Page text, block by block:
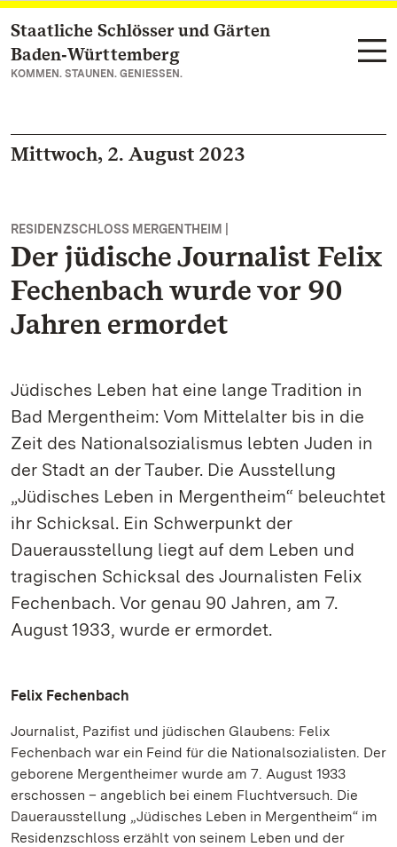
Zum Hauptinhalt springen
Staatliche Schlösser und Gärten
Baden‑Württemberg
KOMMEN. STAUNEN. GENIESSEN.
Mittwoch, 2. August 2023
RESIDENZSCHLOSS MERGENTHEIM |
Der jüdische Journalist Felix
Fechenbach wurde vor 90
Jahren ermordet
Jüdisches Leben hat eine lange Tradition in
Bad Mergentheim: Vom Mittelalter bis in die
Zeit des Nationalsozialismus lebten Juden in
der Stadt an der Tauber. Die Ausstellung
„Jüdisches Leben in Mergentheim“ beleuchtet
ihr Schicksal. Ein Schwerpunkt der
Dauerausstellung liegt auf dem Leben und
tragischen Schicksal des Journalisten Felix
Fechenbach. Vor genau 90 Jahren, am 7.
August 1933, wurde er ermordet.
Felix Fechenbach
Journalist, Pazifist und jüdischen Glaubens: Felix
Fechenbach war ein Feind für die Nationalsozialisten. Der
geborene Mergentheimer wurde am 7. August 1933
erschossen – angeblich bei einem Fluchtversuch. Die
Dauerausstellung „Jüdisches Leben in Mergentheim“ im
Residenzschloss erzählt von seinem Leben und der